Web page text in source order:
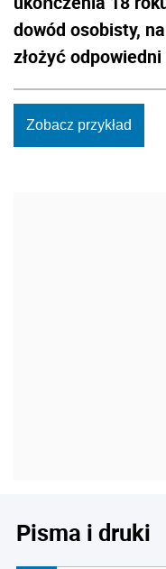
dowód osobisty,
złożyć
Zobacz przykład
Pisma i druki